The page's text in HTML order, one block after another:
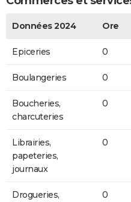
Données 2024 Ore
Epiceries 0
Boulangeries 0
Boucheries,
charcuteries
0
Librairies,
papeteries,
journaux
0
Drogueries,
0